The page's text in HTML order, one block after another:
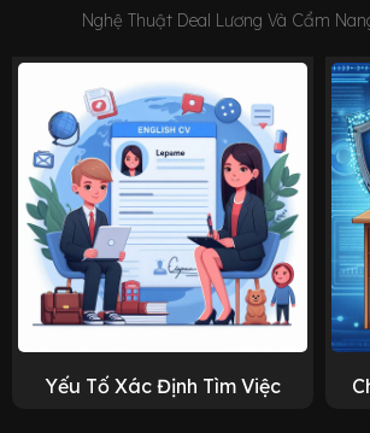
Nghệ Thuật Deal Lương Và Cẩm
Yếu Tố Xác Định Tìm Việc